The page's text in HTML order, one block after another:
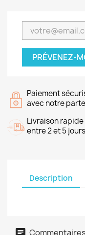
PRÉVENEZ-
Paiement
avec notre
Livraison rapide
entre 2 et 5
Description